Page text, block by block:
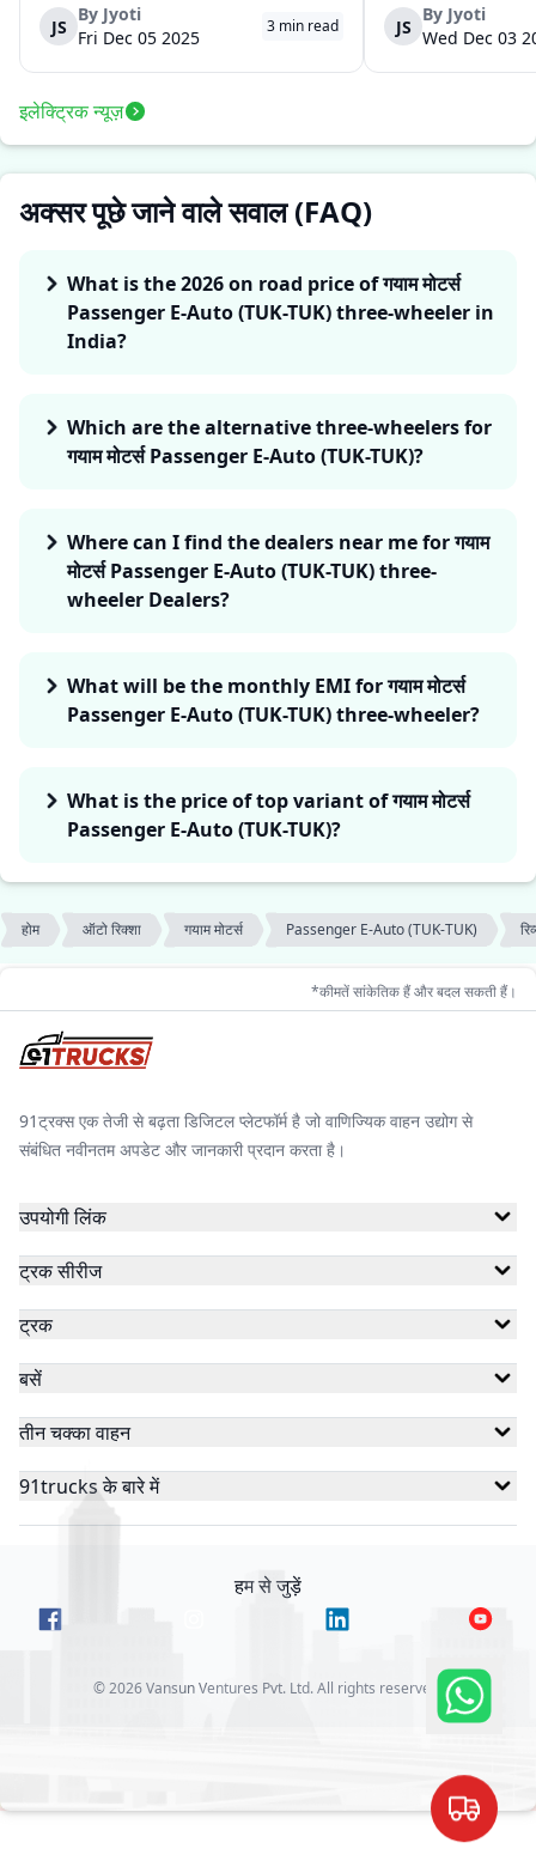
वाहन की व्यवस्था करने के लिये पर्याप्त साधन नहीं थे।
लेकिन दोस्ती की भावना ने उस...
JS
By Jyoti
Fri Dec 05 2025
3 min read
के स्वचालित यात्री संस्करण
लिये प्रस्तुत किया गया दूसरा
JS
By Jyoti
Wed Dec 03
इलेक्ट्रिक न्यूज़
अक्सर पूछे जाने वाले सवाल (FAQ)
What is the 2026 on road price of गयाम मोटर्स
Passenger E-Auto (TUK-TUK) three-wheeler in
India?
Which are the alternative three-wheelers for
गयाम मोटर्स Passenger E-Auto (TUK-TUK)?
Where can I find the dealers near me for गयाम
मोटर्स Passenger E-Auto (TUK-TUK) three-
wheeler Dealers?
What will be the monthly EMI for गयाम मोटर्स
Passenger E-Auto (TUK-TUK) three-wheeler?
What is the price of top variant of गयाम मोटर्स
Passenger E-Auto (TUK-TUK)?
होम ऑटो रिक्शा गयाम मोटर्स Passenger E-Auto (TUK-TUK)
*कीमतें सांकेतिक हैं और बदल सकती हैं।
91ट्रक्स एक तेजी से बढ़ता डिजिटल प्लेटफॉर्म है जो वाणिज्यिक वाहन उद्योग से
संबंधित नवीनतम अपडेट और जानकारी प्रदान करता है।
उपयोगी लिंक
ट्रक सीरीज
ट्रक
बसें
तीन चक्का वाहन
91trucks के बारे में
हम से जुड़ें
©2026Vansun Ventures Pvt. Ltd. All rights reserved.